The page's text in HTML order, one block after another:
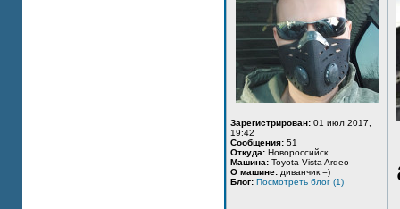
Зарегистрирован: 01 июл 2017,
19:42
Сообщения: 51
Откуда: Новороссийск
Машина: Toyota Vista Ardeo
О машине: диванчик =)
Блог: Посмотреть блог (1)